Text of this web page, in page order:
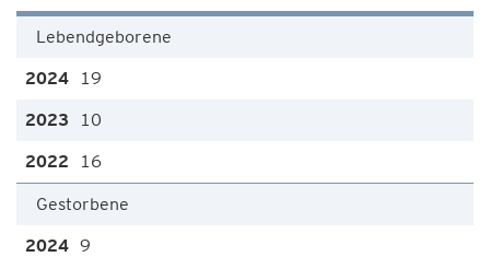
Lebendgeborene
19
10
16
Gestorbene
9